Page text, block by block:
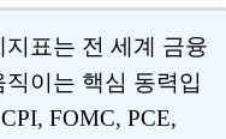
지표는 전 세계 금융
이는 핵심 동력입
CPI, FOMC, PCE,